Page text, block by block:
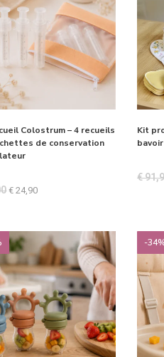
Colostrum – 4 recueils
de conservation
€ 24,90
Kit
€
-